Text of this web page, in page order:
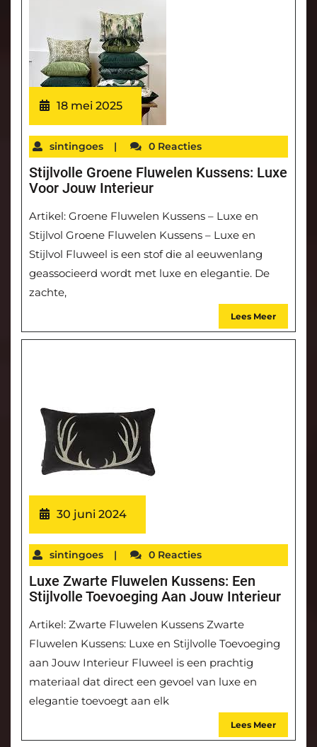
18 mei 2025
sintingoes | 0 Reacties
Stijlvolle Groene Fluwelen Kussens: Luxe
Voor Jouw Interieur
Artikel: Groene Fluwelen Kussens – Luxe en
Stijlvol Groene Fluwelen Kussens – Luxe en
Stijlvol Fluweel is een stof die al eeuwenlang
geassocieerd wordt met luxe en elegantie. De
zachte,
Lees Meer
30 juni 2024
sintingoes | 0 Reacties
Luxe Zwarte Fluwelen Kussens: Een
Stijlvolle Toevoeging Aan Jouw Interieur
Artikel: Zwarte Fluwelen Kussens Zwarte
Fluwelen Kussens: Luxe en Stijlvolle Toevoeging
aan Jouw Interieur Fluweel is een prachtig
materiaal dat direct een gevoel van luxe en
elegantie toevoegt aan elk
Lees Meer